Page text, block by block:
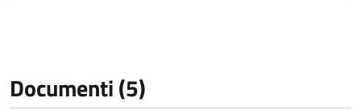
Documenti (5)